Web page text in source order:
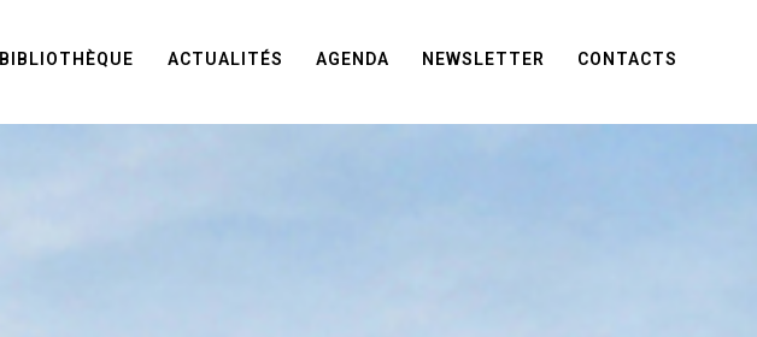
BIBLIOTHÈQUE ACTUALITÉS AGENDA NEWSLETTER CONTACTS